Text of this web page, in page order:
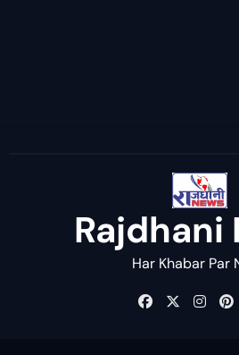
Rajdhani
Har Khabar Par